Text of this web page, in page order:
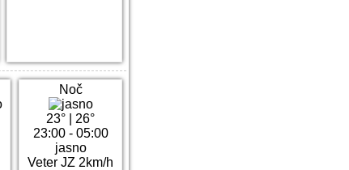
Noč
23°
26°
23:00 - 05:00
jasno
Veter JZ 2km/h